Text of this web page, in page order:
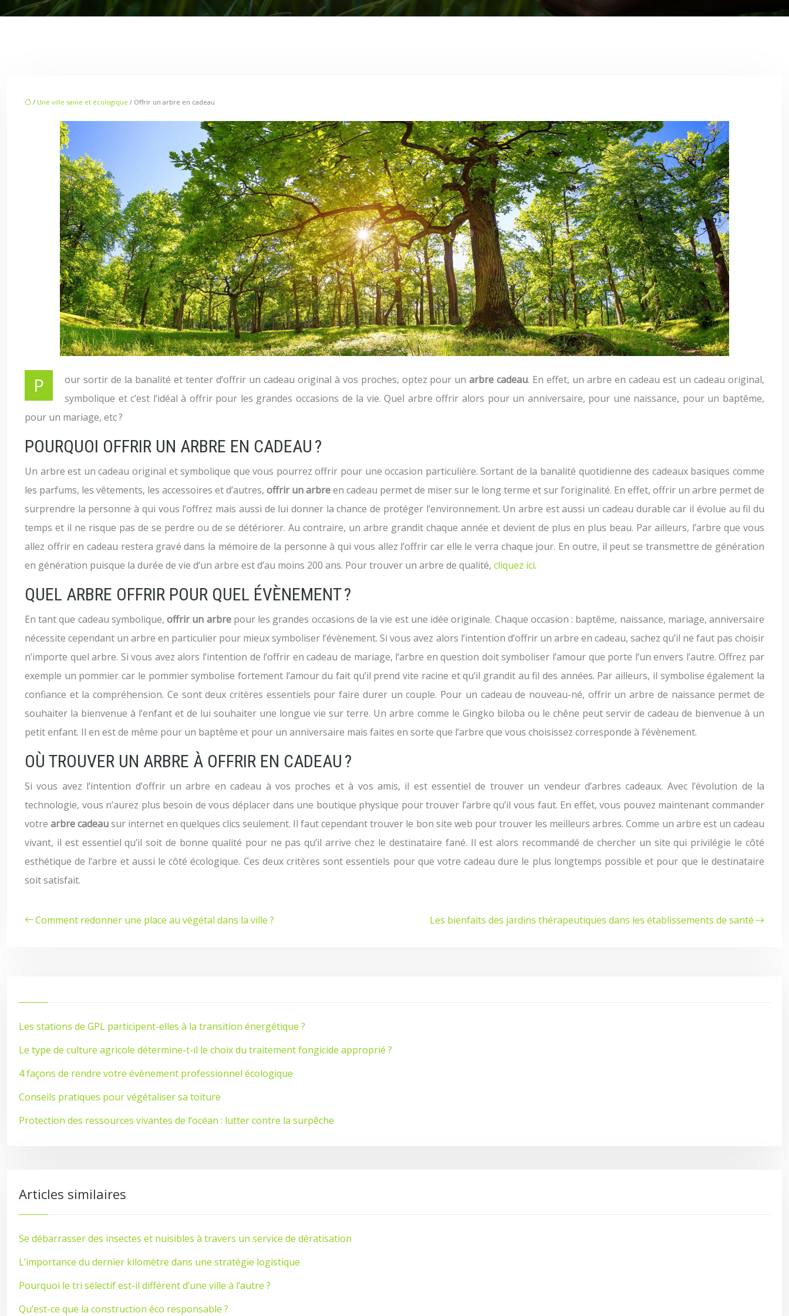
/ Une ville saine et écologique / Offrir un arbre en cadeau
Pour sortir de la banalité et tenter d’offrir un cadeau original à vos proches, optez pour unarbre cadeau. En effet, un arbre en cadeau est un cadeau original,
symbolique et c’est l’idéal à offrir pour les grandes occasions de la vie. Quel arbre offrir alors pour un anniversaire, pour une naissance, pour un baptême,
pour un mariage, etc ?
POURQUOI OFFRIR UN ARBRE EN CADEAU ?
Un arbre est un cadeau original et symbolique que vous pourrez offrir pour une occasion particulière. Sortant de la banalité quotidienne des cadeaux basiques comme
les parfums, les vêtements, les accessoires et d’autres, offrir un arbreen cadeau permet de miser sur le long terme et sur l’originalité. En effet, offrir un arbre permet de
surprendre la personne à qui vous l’offrez mais aussi de lui donner la chance de protéger l’environnement. Un arbre est aussi un cadeau durable car il évolue au fil du
temps et il ne risque pas de se perdre ou de se détériorer. Au contraire, un arbre grandit chaque année et devient de plus en plus beau. Par ailleurs, l’arbre que vous
allez offrir en cadeau restera gravé dans la mémoire de la personne à qui vous allez l’offrir car elle le verra chaque jour. En outre, il peut se transmettre de génération
en génération puisque la durée de vie d’un arbre est d’au moins 200 ans. Pour trouver un arbre de qualité, cliquez ici.
QUEL ARBRE OFFRIR POUR QUEL ÉVÈNEMENT ?
En tant que cadeau symbolique,offrir un arbre pour les grandes occasions de la vie est une idée originale. Chaque occasion : baptême, naissance, mariage, anniversaire
nécessite cependant un arbre en particulier pour mieux symboliser l’évènement. Si vous avez alors l’intention d’offrir un arbre en cadeau, sachez qu’il ne faut pas choisir
n’importe quel arbre. Si vous avez alors l’intention de l’offrir en cadeau de mariage, l’arbre en question doit symboliser l’amour que porte l’un envers l’autre. Offrez par
exemple un pommier car le pommier symbolise fortement l’amour du fait qu’il prend vite racine et qu’il grandit au fil des années. Par ailleurs, il symbolise également la
confiance et la compréhension. Ce sont deux critères essentiels pour faire durer un couple. Pour un cadeau de nouveau-né, offrir un arbre de naissance permet de
souhaiter la bienvenue à l’enfant et de lui souhaiter une longue vie sur terre. Un arbre comme le Gingko biloba ou le chêne peut servir de cadeau de bienvenue à un
petit enfant. Il en est de même pour un baptême et pour un anniversaire mais faites en sorte que l’arbre que vous choisissez corresponde à l’évènement.
OÙ TROUVER UN ARBRE À OFFRIR EN CADEAU ?
Si vous avez l’intention d’offrir un arbre en cadeau à vos proches et à vos amis, il est essentiel de trouver un vendeur d’arbres cadeaux. Avec l’évolution de la
technologie, vous n’aurez plus besoin de vous déplacer dans une boutique physique pour trouver l’arbre qu’il vous faut. En effet, vous pouvez maintenant commander
votrearbre cadeausur internet en quelques clics seulement. Il faut cependant trouver le bon site web pour trouver les meilleurs arbres. Comme un arbre est un cadeau
vivant, il est essentiel qu’il soit de bonne qualité pour ne pas qu’il arrive chez le destinataire fané. Il est alors recommandé de chercher un site qui privilégie le côté
esthétique de l’arbre et aussi le côté écologique. Ces deux critères sont essentiels pour que votre cadeau dure le plus longtemps possible et pour que le destinataire
soit satisfait.
Comment redonner une place au végétal dans la ville ? Les bienfaits des jardins thérapeutiques dans les établissements de santé
Les stations de GPL participent-elles à la transition énergétique ?
Le type de culture agricole détermine-t-il le choix du traitement fongicide approprié ?
4 façons de rendre votre évènement professionnel écologique
Conseils pratiques pour végétaliser sa toiture
Protection des ressources vivantes de l’océan : lutter contre la surpêche
Articles similaires
Se débarrasser des insectes et nuisibles à travers un service de dératisation
L’importance du dernier kilomètre dans une stratégie logistique
Pourquoi le tri sélectif est-il différent d’une ville à l’autre ?
Qu’est-ce que la construction éco responsable ?